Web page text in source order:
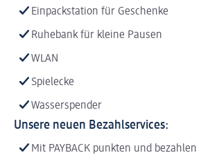
Einpackstation für Geschenke
Ruhebank für kleine Pausen
WLAN
Spielecke
Wasserspender
Unsere neuen Bezahlservices:
Mit PAYBACK punkten und bezahlen